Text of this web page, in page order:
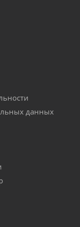
данных